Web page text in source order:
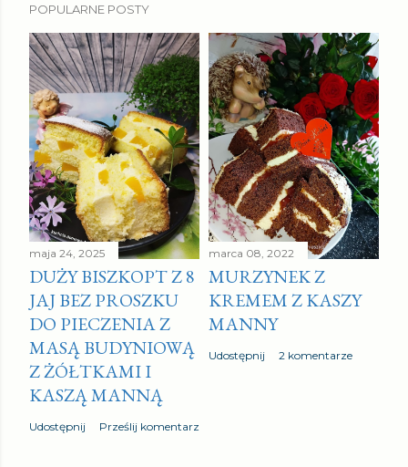
r
z
e
ś
l
i
j
k
o
m
e
n
t
a
r
z
POPULARNE POSTY
maja 24, 2025
DUŻY BISZKOPT Z 8
JAJ BEZ PROSZKU
DO PIECZENIA Z
MASĄ BUDYNIOWĄ
Z ŻÓŁTKAMI I
KASZĄ MANNĄ
Udostępnij Prześlij komentarz
marca 08, 2022
MURZYNEK Z
KREMEM Z KASZY
MANNY
Udostępnij 2 komentarze